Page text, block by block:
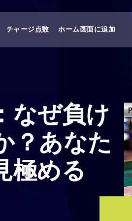
チャージ点数 ホーム画面に追加
なぜ負け
？あなた
極める